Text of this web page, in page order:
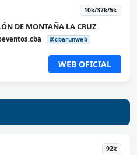
10k/37k/5k
DE MONTAÑA LA CRUZ
@cbarunweb
WEB OFICIAL
92k